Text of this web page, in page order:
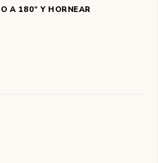
A 180º Y HORNEAR